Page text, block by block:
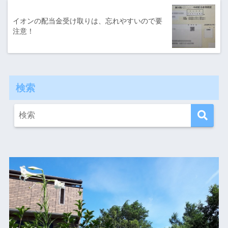
イオンの配当金受け取りは、忘れやすいので要
注意！
検索